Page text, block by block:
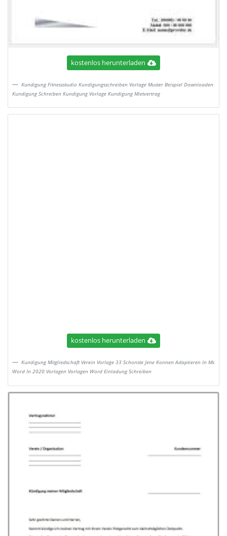
kostenlos herunterladen
Kundigung Fitnessstudio Kundigungsschreiben Vorlage Muster Beispiel Downloaden
Kundigung Schreiben Kundigung Vorlage Kundigung Mietvertrag
kostenlos herunterladen
Kundigung Mitgliedschaft Verein Vorlage 33 Schonste Jene Konnen Adaptieren In Ms
Word In 2020 Vorlagen Vorlagen Word Einladung Schreiben